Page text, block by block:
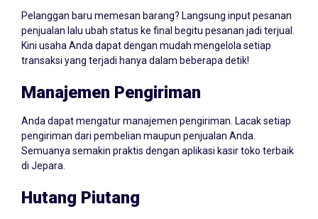
Pelanggan baru memesan barang? Langsung input pesanan
penjualan lalu ubah status ke final begitu pesanan jadi terjual.
Kini usaha Anda dapat dengan mudah mengelola setiap
transaksi yang terjadi hanya dalam beberapa detik!
Manajemen Pengiriman
Anda dapat mengatur manajemen pengiriman. Lacak setiap
pengiriman dari pembelian maupun penjualan Anda.
Semuanya semakin praktis dengan aplikasi kasir toko terbaik
di Jepara.
Hutang Piutang